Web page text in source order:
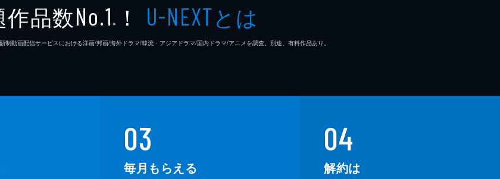
作品数No.1 ※ ！ U-NEXTとは
動画配信サービスにおける洋画/邦画/海外ドラマ/韓流・アジアドラマ/国内ドラマ/アニメを調査。別途、有料作品あり。
03
毎月もらえる
04
解約は